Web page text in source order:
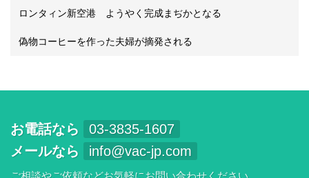
ロンタィン新空港 ようやく完成まぢかとなる
偽物コーヒーを作った夫婦が摘発される
お電話なら
03-3835-1607
メールなら
info@vac-jp.com
ご相談やご依頼などお気軽にお問い合わせください